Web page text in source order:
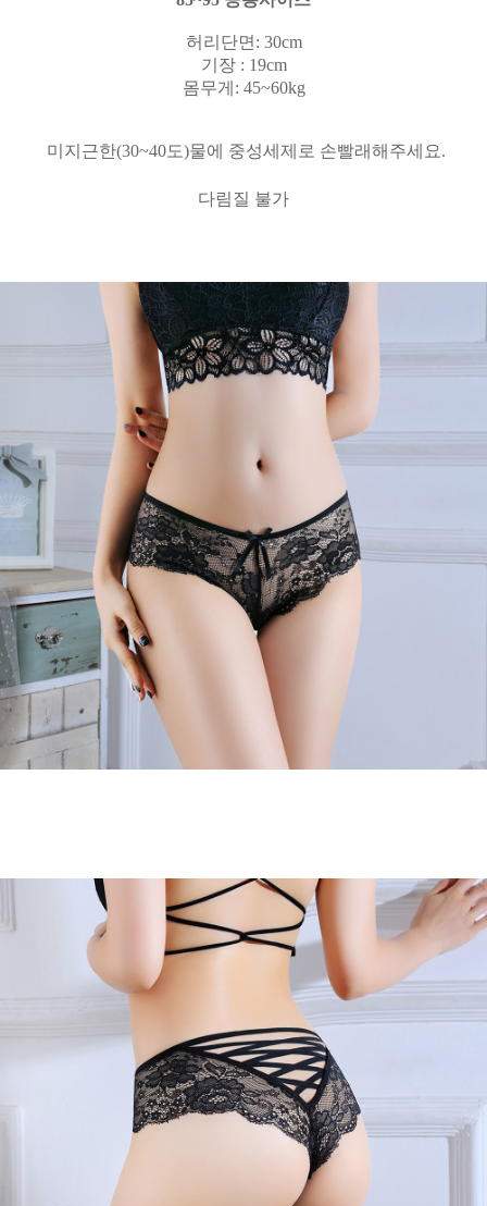
허리단면 : 30cm
기장: 19cm
몸무게: 45~60kg
미지근한(30~40도)물에 중성세제로 손빨래해주세요.
다림질 불가